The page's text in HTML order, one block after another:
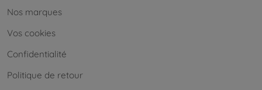
Nos marques
Vos cookies
Confidentialité
Politique de retour